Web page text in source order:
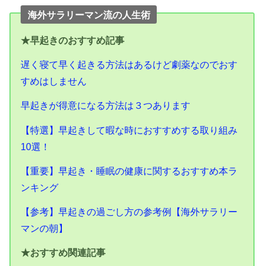
海外サラリーマン流の人生術
★早起きのおすすめ記事
遅く寝て早く起きる方法はあるけど劇薬なのでおす
すめはしません
早起きが得意になる方法は３つあります
【特選】早起きして暇な時におすすめする取り組み
10選！
【重要】早起き・睡眠の健康に関するおすすめ本ラ
ンキング
【参考】早起きの過ごし方の参考例【海外サラリー
マンの朝】
★おすすめ関連記事